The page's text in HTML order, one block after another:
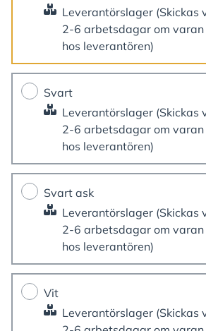
Leverantörslager (Skickas
2-6 arbetsdagar om
hos leverantören)
Svart
Leverantörslager (Skickas
2-6 arbetsdagar om
hos leverantören)
Svart ask
Leverantörslager (Skickas
2-6 arbetsdagar om
hos leverantören)
Vit
Leverantörslager (Skickas